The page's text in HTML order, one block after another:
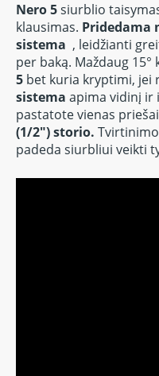
Nero 5siurblio
klausimas.
sistema , leidžianti
per baką. Maždaug
5 bet kuria kryptimi, jei
sistema apima vidinį ir
pastatote vienas
(1/2") storio.
padeda siurbliui veikti